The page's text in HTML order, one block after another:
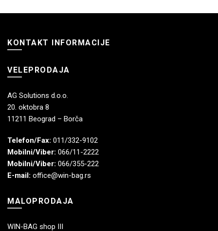
KONTAKT INFORMACIJE
VELEPRODAJA
AG Solutions d.o.o.
20. oktobra 8
11211 Beograd – Borča
Telefon/Fax: 011/332-9102
Mobilni/Viber: 066/11-2222
Mobilni/Viber: 066/355-222
E-mail: office@win-bag.rs
MALOPRODAJA
WIN-BAG shop III